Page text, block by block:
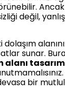
Ancak
değil,
sunar.
alanı
bir